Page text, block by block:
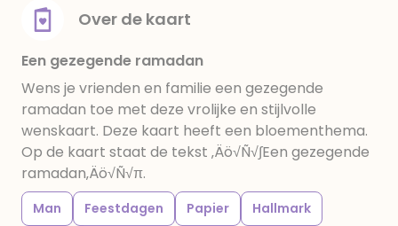
Over de kaart
Een gezegende ramadan
Wens je vrienden en familie een gezegende
ramadan toe met deze vrolijke en stijlvolle
wenskaart. Deze kaart heeft een bloementhema.
Op de kaart staat de tekst ‚Äö√Ñ√∫Een gezegende
ramadan‚Äö√Ñ√π.
Man Feestdagen Papier
Hallmark